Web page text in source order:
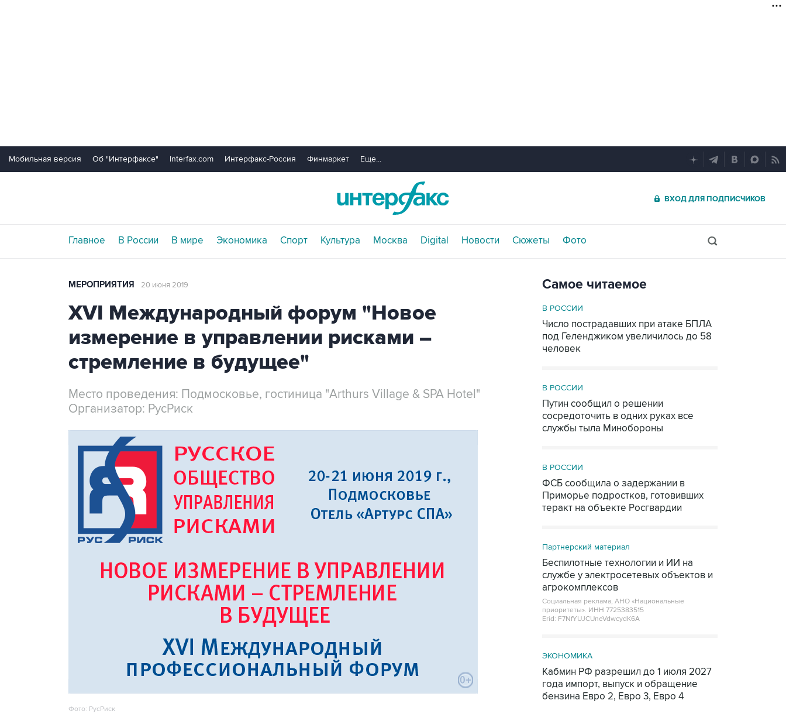
Мобильная версия Об "Интерфаксе" Interfax.com Интерфакс-Россия Финмаркет Еще...
ВХОД ДЛЯ ПОДПИСЧИКОВ
Главное В России В мире Экономика Спорт Культура Москва Digital Новости Сюжеты Фото
МЕРОПРИЯТИЯ 20 июня 2019
XVI Международный форум "Новое
измерение в управлении рисками –
стремление в будущее"
Место проведения: Подмосковье, гостиница "Arthurs Village & SPA Hotel"
Организатор: РусРиск
Фото: РусРиск
Самое читаемое
В РОССИИ
Число пострадавших при атаке БПЛА
под Геленджиком увеличилось до 58
человек
В РОССИИ
Путин сообщил о решении
сосредоточить в одних руках все
службы тыла Минобороны
В РОССИИ
ФСБ сообщила о задержании в
Приморье подростков, готовивших
теракт на объекте Росгвардии
Партнерский материал
Беспилотные технологии и ИИ на
службе у электросетевых объектов и
агрокомплексов
Социальная реклама, АНО «Национальные
приоритеты». ИНН 7725383515
Erid: F7NfYUJCUneVdwcydK6A
ЭКОНОМИКА
Кабмин РФ разрешил до 1 июля 2027
года импорт, выпуск и обращение
бензина Евро 2, Евро 3, Евро 4